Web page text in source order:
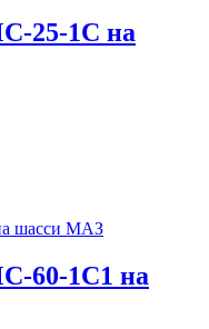
25-1С на
60-1C1 на